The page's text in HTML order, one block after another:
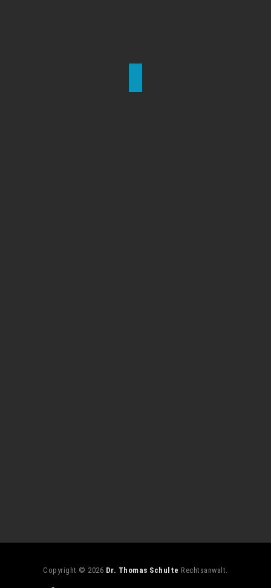
Copyright © 2026 Dr. Thomas Schulte Rechtsanwalt.